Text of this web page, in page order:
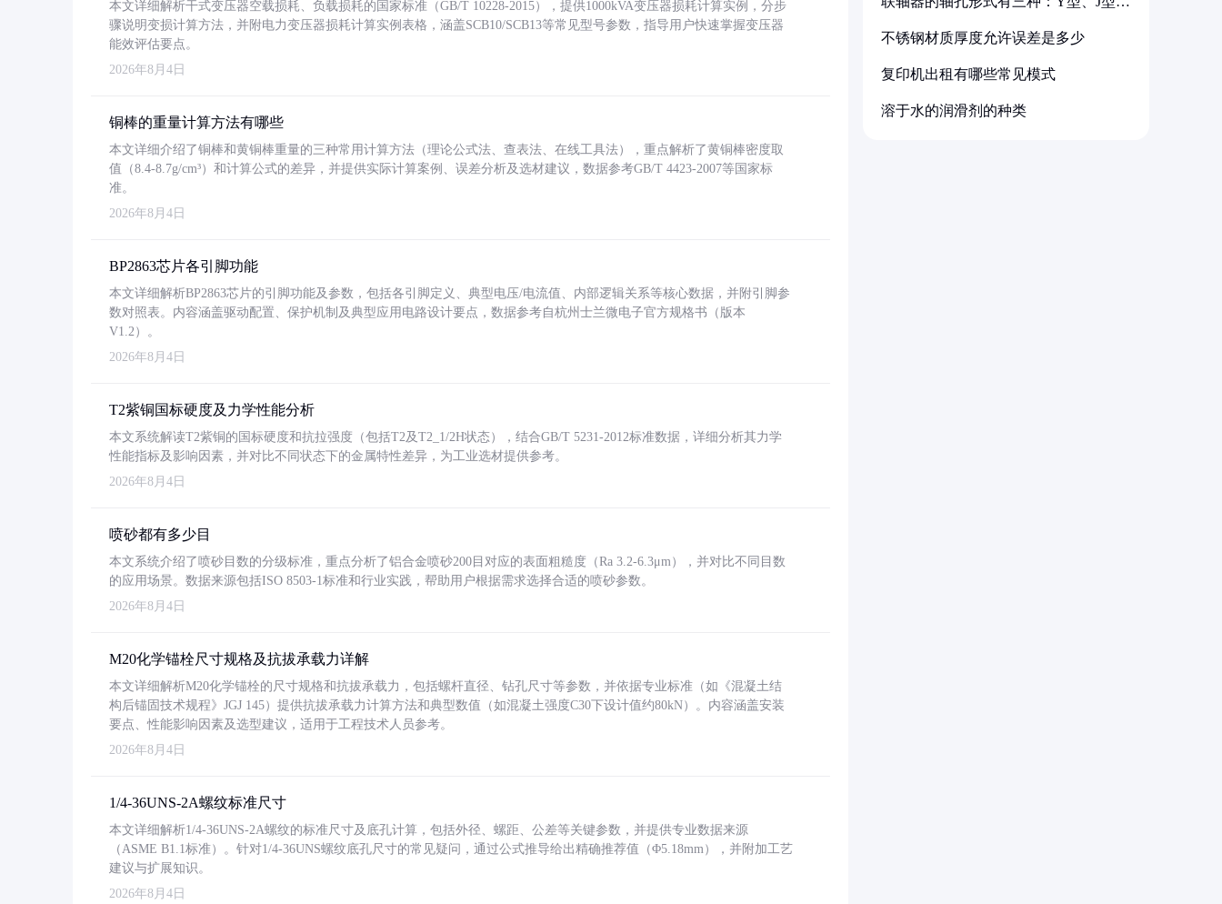
本文详细解析干式变压器空载损耗、负载损耗的国家标准（GB/T 10228-2015），提供1000kVA变压器损耗计算实例，分步
骤说明变损计算方法，并附电力变压器损耗计算实例表格，涵盖SCB10/SCB13等常见型号参数，指导用户快速掌握变压器
能效评估要点。
2026年8月4日
铜棒的重量计算方法有哪些
本文详细介绍了铜棒和黄铜棒重量的三种常用计算方法（理论公式法、查表法、在线工具法），重点解析了黄铜棒密度取
值（8.4-8.7g/cm³）和计算公式的差异，并提供实际计算案例、误差分析及选材建议，数据参考GB/T 4423-2007等国家标
准。
2026年8月4日
BP2863芯片各引脚功能
本文详细解析BP2863芯片的引脚功能及参数，包括各引脚定义、典型电压/电流值、内部逻辑关系等核心数据，并附引脚参
数对照表。内容涵盖驱动配置、保护机制及典型应用电路设计要点，数据参考自杭州士兰微电子官方规格书（版本
V1.2）。
2026年8月4日
T2紫铜国标硬度及力学性能分析
本文系统解读T2紫铜的国标硬度和抗拉强度（包括T2及T2_1/2H状态），结合GB/T 5231-2012标准数据，详细分析其力学
性能指标及影响因素，并对比不同状态下的金属特性差异，为工业选材提供参考。
2026年8月4日
喷砂都有多少目
本文系统介绍了喷砂目数的分级标准，重点分析了铝合金喷砂200目对应的表面粗糙度（Ra 3.2-6.3μm），并对比不同目数
的应用场景。数据来源包括ISO 8503-1标准和行业实践，帮助用户根据需求选择合适的喷砂参数。
2026年8月4日
M20化学锚栓尺寸规格及抗拔承载力详解
本文详细解析M20化学锚栓的尺寸规格和抗拔承载力，包括螺杆直径、钻孔尺寸等参数，并依据专业标准（如《混凝土结
构后锚固技术规程》JGJ 145）提供抗拔承载力计算方法和典型数值（如混凝土强度C30下设计值约80kN）。内容涵盖安装
要点、性能影响因素及选型建议，适用于工程技术人员参考。
2026年8月4日
1/4-36UNS-2A螺纹标准尺寸
本文详细解析1/4-36UNS-2A螺纹的标准尺寸及底孔计算，包括外径、螺距、公差等关键参数，并提供专业数据来源
（ASME B1.1标准）。针对1/4-36UNS螺纹底孔尺寸的常见疑问，通过公式推导给出精确推荐值（Φ5.18mm），并附加工艺
建议与扩展知识。
2026年8月4日
不锈钢材质厚度允许误差是多少
复印机出租有哪些常见模式
溶于水的润滑剂的种类